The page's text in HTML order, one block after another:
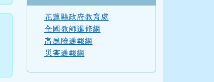
花蓮縣政府教育處
全國教師進修網
高風險通報網
災害通報網